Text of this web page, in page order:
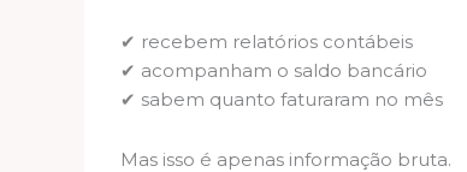
✔ recebem relatórios contábeis
✔ acompanham o saldo bancário
✔ sabem quanto faturaram no mês
Mas isso é apenas informação bruta.